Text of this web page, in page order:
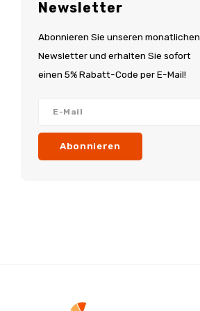
Newsletter
Abonnieren Sie unseren monatlichen
Newsletter und erhalten Sie sofort
einen 5% Rabatt-Code per E-Mail!
Abonnieren